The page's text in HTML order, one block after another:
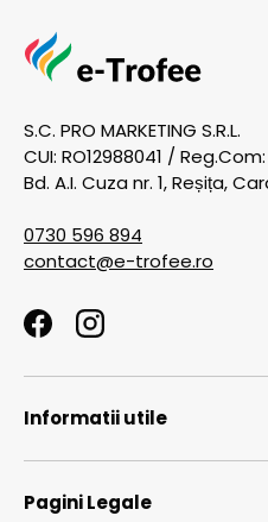
S.C. PRO MARKETING S.R.L.
CUI: RO12988041 / Reg.Com:
Bd. A.I. Cuza nr. 1, Reșița,
0730 596 894
contact@e-trofee.ro
FacebookInstagram
Informatii utile
Pagini Legale